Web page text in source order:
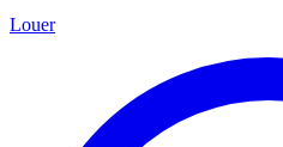
Louer